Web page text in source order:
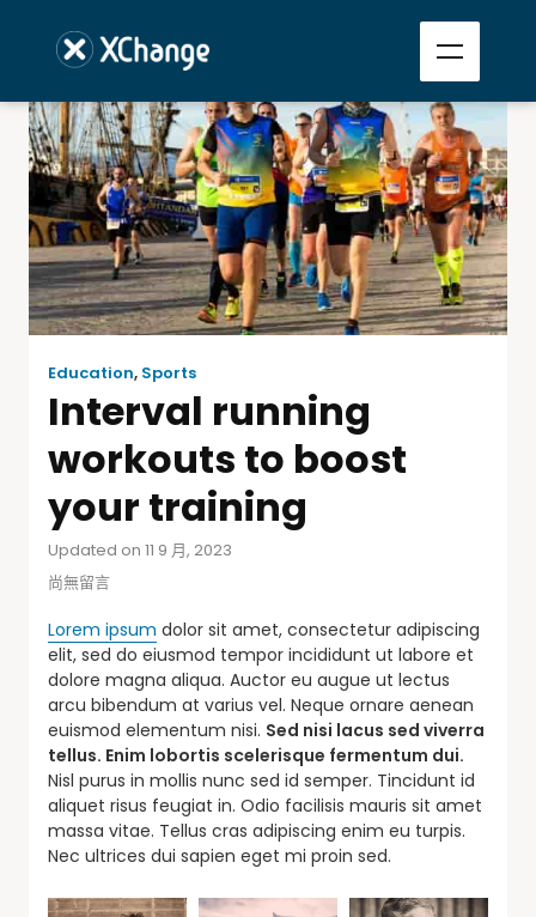
Education, Sports
Interval running
workouts to boost
your training
Updated on 11 9 月, 2023
尚無留言
Lorem ipsum dolor sit amet, consectetur adipiscing
elit, sed do eiusmod tempor incididunt ut labore et
dolore magna aliqua. Auctor eu augue ut lectus
arcu bibendum at varius vel. Neque ornare aenean
euismod elementum nisi. Sed nisi lacus sed viverra
tellus. Enim lobortis scelerisque fermentum dui.
Nisl purus in mollis nunc sed id semper. Tincidunt id
aliquet risus feugiat in. Odio facilisis mauris sit amet
massa vitae. Tellus cras adipiscing enim eu turpis.
Nec ultrices dui sapien eget mi proin sed.